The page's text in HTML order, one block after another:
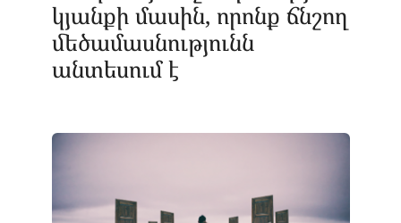
կյանքի մասին, որոնք ճնշող
մեծամասնությունն
անտեսում է